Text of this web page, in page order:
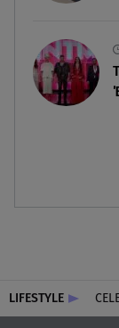
LIFESTYLE